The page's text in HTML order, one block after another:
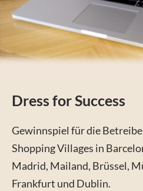
Dress for Success
Gewinnspiel für die
Shopping Villages in
Madrid, Mailand, Brüssel,
Frankfurt und Dublin.